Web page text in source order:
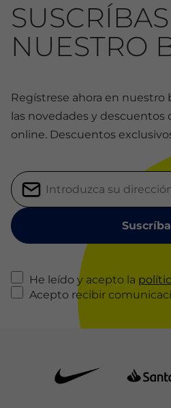
NUESTRO
Regístrese ahora en nuestro
las novedades y
online. Descuentos
He leído y acepto la
Acepto recibir